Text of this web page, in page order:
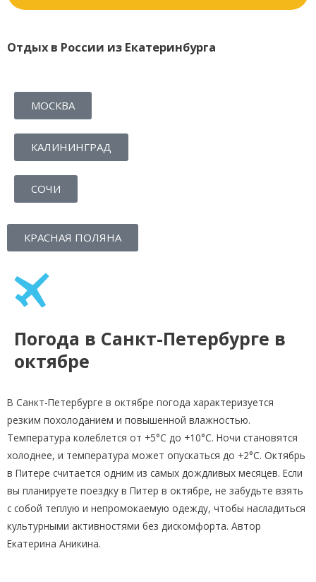
Отдых в России из Екатеринбурга
МОСКВА
КАЛИНИНГРАД
СОЧИ
КРАСНАЯ ПОЛЯНА
Погода в Санкт-Петербурге в
октябре
В Санкт-Петербурге в октябре погода характеризуется
резким похолоданием и повышенной влажностью.
Температура колеблется от +5°C до +10°C. Ночи становятся
холоднее, и температура может опускаться до +2°C. Октябрь
в Питере считается одним из самых дождливых месяцев. Если
вы планируете поездку в Питер в октябре, не забудьте взять
с собой теплую и непромокаемую одежду, чтобы насладиться
культурными активностями без дискомфорта. Автор
Екатерина Аникина.